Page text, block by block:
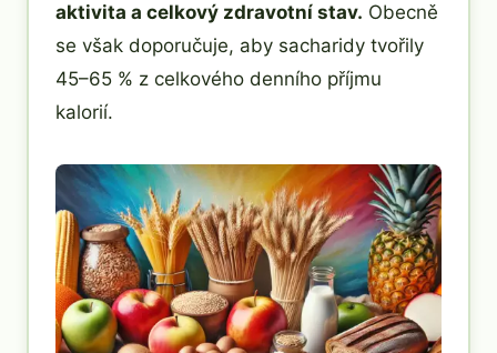
aktivita a celkový zdravotní stav. Obecně
se však doporučuje, aby sacharidy tvořily
45–65 % z celkového denního příjmu
kalorií.